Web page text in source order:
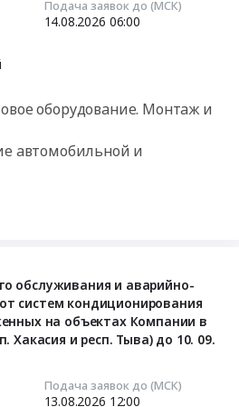
Подача заявок до (МСК)
14.08.2026 06:00
оборудование. Монтаж и
автомобильной и
обслуживания и аварийно-
систем кондиционирования
на объектах Компании в
Хакасия и респ. Тыва) до 10. 09.
Подача заявок до (МСК)
13.08.2026 12:00